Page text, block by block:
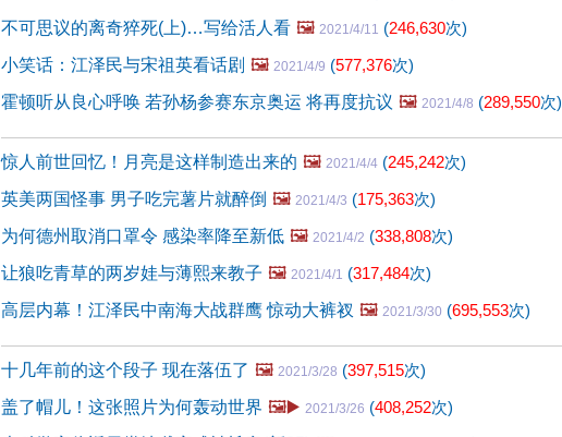
不可思议的离奇猝死(上)…写给活人看 🖼️ 2021/4/11 (246,630次)
小笑话：江泽民与宋祖英看话剧 🖼️ 2021/4/9 (577,376次)
霍顿听从良心呼唤 若孙杨参赛东京奥运 将再度抗议 🖼️ 2021/4/8 (289,550次)
惊人前世回忆！月亮是这样制造出来的 🖼️ 2021/4/4 (245,242次)
英美两国怪事 男子吃完薯片就醉倒 🖼️ 2021/4/3 (175,363次)
为何德州取消口罩令 感染率降至新低 🖼️ 2021/4/2 (338,808次)
让狼吃青草的两岁娃与薄熙来教子 🖼️ 2021/4/1 (317,484次)
高层内幕！江泽民中南海大战群鹰 惊动大裤衩 🖼️ 2021/3/30 (695,553次)
十几年前的这个段子 现在落伍了 🖼️ 2021/3/28 (397,515次)
盖了帽儿！这张照片为何轰动世界 🖼️▶️ 2021/3/26 (408,252次)